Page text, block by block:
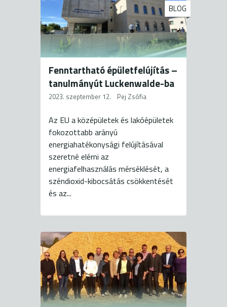
BLOG
Fenntartható épületfelújítás –
tanulmányút Luckenwalde-ba
2023. szeptember 12. Pej Zsófia
Az EU a középületek és lakóépületek
fokozottabb arányú
energiahatékonysági felújításával
szeretné elérni az
energiafelhasználás mérséklését, a
széndioxid-kibocsátás csökkentését
és az...